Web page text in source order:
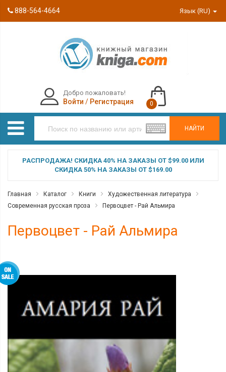
888-564-4664 Язык (RU)
НАЙТИ
Добро пожаловать!
Войти / Регистрация 0
РАСПРОДАЖА! СКИДКА 40% НА ЗАКАЗЫ ОТ $99.00 ИЛИ
СКИДКА 50% НА ЗАКАЗЫ ОТ $169.00
Главная Каталог Книги
Художественная литература
Современная русская проза
Первоцвет - Рай Альмира
Первоцвет - Рай Альмира